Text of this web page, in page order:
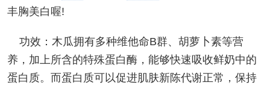
丰胸美白喔!
功效：木瓜拥有多种维他命B群、胡萝卜素等营
养，加上所含的特殊蛋白酶，能够快速吸收鲜奶中的
蛋白质。而蛋白质可以促进肌肤新陈代谢正常，保持